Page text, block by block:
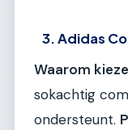
3. Adidas
Waarom
sokachtig
ondersteunt.